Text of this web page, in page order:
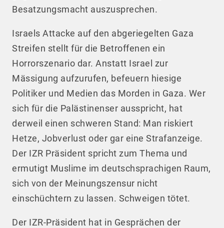
Besatzungsmacht auszusprechen.
Israels Attacke auf den abgeriegelten Gaza
Streifen stellt für die Betroffenen ein
Horrorszenario dar. Anstatt Israel zur
Mässigung aufzurufen, befeuern hiesige
Politiker und Medien das Morden in Gaza. Wer
sich für die Palästinenser ausspricht, hat
derweil einen schweren Stand: Man riskiert
Hetze, Jobverlust oder gar eine Strafanzeige.
Der IZR Präsident spricht zum Thema und
ermutigt Muslime im deutschsprachigen Raum,
sich von der Meinungszensur nicht
einschüchtern zu lassen. Schweigen tötet.
Der IZR-Präsident hat in Gesprächen der